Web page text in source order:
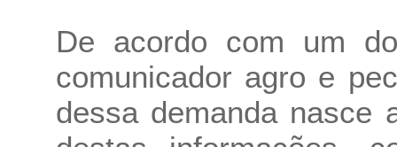
De acordo com um
comunicador agro e
dessa demanda nasce